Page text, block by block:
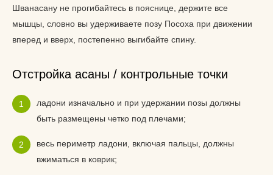
Шванасану не прогибайтесь в пояснице, держите все
мышцы, словно вы удерживаете позу Посоха при движении
вперед и вверх, постепенно выгибайте спину.
Отстройка асаны / контрольные точки
ладони изначально и при удержании позы должны
быть размещены четко под плечами;
весь периметр ладони, включая пальцы, должны
вжиматься в коврик;